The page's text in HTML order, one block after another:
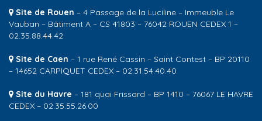
Site de Rouen – 4 Passage de la Luciline – Immeuble Le
Vauban – Bâtiment A – CS 41803 – 76042 ROUEN CEDEX 1 –
02.35.88.44.42
Site de Caen – 1 rue René Cassin – Saint Contest – BP 20110
– 14652 CARPIQUET CEDEX – 02.31.54.40.40
Site du Havre – 181 quai Frissard – BP 1410 – 76067 LE HAVRE
CEDEX – 02.35.55.26.00